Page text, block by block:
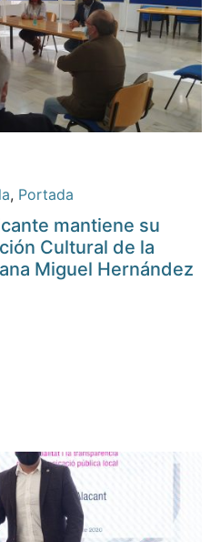
, Portada
mantiene su
Cultural de la
Miguel Hernández